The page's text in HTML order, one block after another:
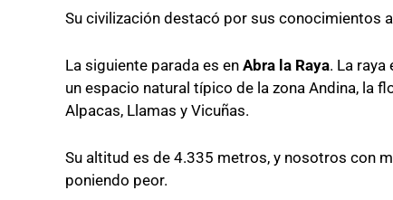
Su civilización destacó por sus conocimientos
La siguiente parada es en Abra la Raya. La raya
un espacio natural típico de la zona Andina, la
Alpacas, Llamas y Vicuñas.
Su altitud es de 4.335 metros, y nosotros con
poniendo peor.